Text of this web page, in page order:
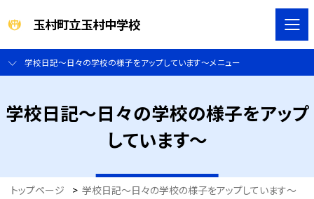
玉村町立玉村中学校
学校日記～日々の学校の様子をアップしています～メニュー
学校日記～日々の学校の様子をアップ
しています～
トップページ > 学校日記～日々の学校の様子をアップしています～